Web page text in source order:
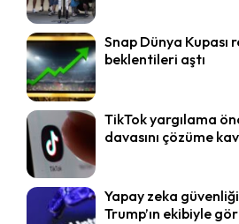
Snap Dünya Kupası
beklentileri aştı
TikTok yargılama
davasını çözüme
Yapay zeka
Trump’ın ekibiyle